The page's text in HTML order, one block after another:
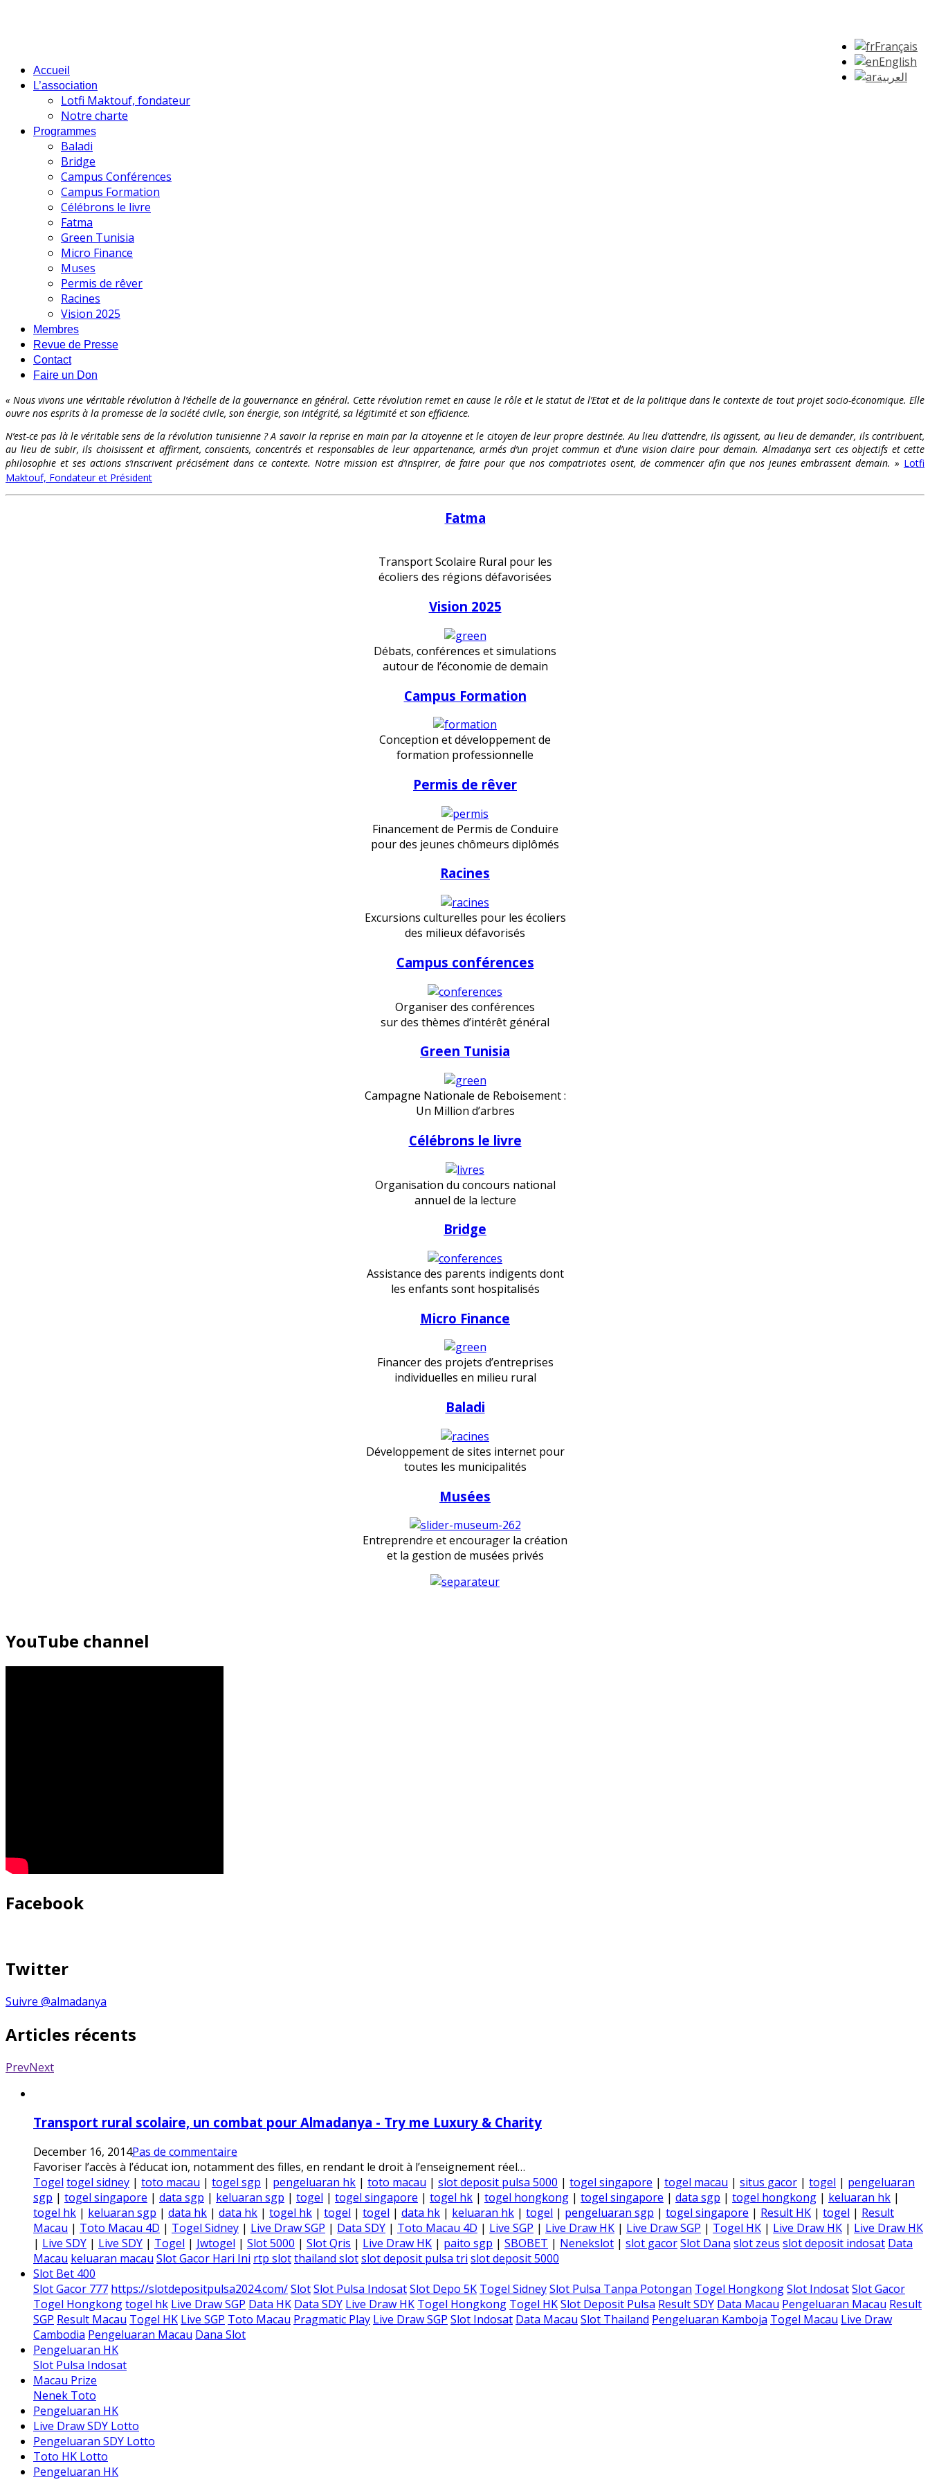
Français
English
العربية
Accueil
L’association
Lotfi Maktouf, fondateur
Notre charte
Programmes
Baladi
Bridge
Campus Conférences
Campus Formation
Célébrons le livre
Fatma
Green Tunisia
Micro Finance
Muses
Permis de rêver
Racines
Vision 2025
Membres
Revue de Presse
Contact
Faire un Don
« Nous vivons une véritable révolution à l’échelle de la gouvernance en général. Cette révolution remet en cause le rôle et le statut de l’Etat et de la politique dans le contexte de tout projet socio-économique. Elle
ouvre nos esprits à la promesse de la société civile, son énergie, son intégrité, sa légitimité et son efficience.
N’est-ce pas là le véritable sens de la révolution tunisienne ? A savoir la reprise en main par la citoyenne et le citoyen de leur propre destinée. Au lieu d’attendre, ils agissent, au lieu de demander, ils contribuent,
au lieu de subir, ils choisissent et affirment, conscients, concentrés et responsables de leur appartenance, armés d’un projet commun et d’une vision claire pour demain. Almadanya sert ces objectifs et cette
philosophie et ses actions s’inscrivent précisément dans ce contexte. Notre mission est d’inspirer, de faire pour que nos compatriotes osent, de commencer afin que nos jeunes embrassent demain. » Lotfi
Maktouf, Fondateur et Président
Fatma
Transport Scolaire Rural pour les
écoliers des régions défavorisées
Vision 2025
Débats, conférences et simulations
autour de l’économie de demain
Campus Formation
Conception et développement de
formation professionnelle
Permis de rêver
Financement de Permis de Conduire
pour des jeunes chômeurs diplômés
Racines
Excursions culturelles pour les écoliers
des milieux défavorisés
Campus conférences
Organiser des conférences
sur des thèmes d’intérêt général
Green Tunisia
Campagne Nationale de Reboisement :
Un Million d’arbres
Célébrons le livre
Organisation du concours national
annuel de la lecture
Bridge
Assistance des parents indigents dont
les enfants sont hospitalisés
Micro Finance
Financer des projets d’entreprises
individuelles en milieu rural
Baladi
Développement de sites internet pour
toutes les municipalités
Musées
Entreprendre et encourager la création
et la gestion de musées privés
YouTube channel
Facebook
Twitter
Suivre @almadanya
Articles récents
PrevNext
Transport rural scolaire, un combat pour Almadanya - Try me Luxury & Charity
December 16, 2014Pas de commentaire
Favoriser l’accès à l’éducat ion, notamment des filles, en rendant le droit à l’enseignement réel…
Togel togel sidney | toto macau | togel sgp | pengeluaran hk | toto macau | slot deposit pulsa 5000 | togel singapore | togel macau | situs gacor | togel | pengeluaran
sgp | togel singapore | data sgp | keluaran sgp | togel | togel singapore | togel hk | togel hongkong | togel singapore | data sgp | togel hongkong | keluaran hk |
togel hk | keluaran sgp | data hk | data hk | togel hk | togel | togel | data hk | keluaran hk | togel | pengeluaran sgp | togel singapore | Result HK | togel | Result
Macau | Toto Macau 4D | Togel Sidney | Live Draw SGP | Data SDY | Toto Macau 4D | Live SGP | Live Draw HK | Live Draw SGP | Togel HK | Live Draw HK | Live Draw HK
| Live SDY | Live SDY | Togel | Jwtogel | Slot 5000 | Slot Qris | Live Draw HK | paito sgp | SBOBET | Nenekslot | slot gacorSlot Dana slot zeus slot deposit indosat Data
Macau keluaran macau Slot Gacor Hari Ini rtp slotthailand slotslot deposit pulsa tri slot deposit 5000
Slot Bet 400
Slot Gacor 777 https://slotdepositpulsa2024.com/SlotSlot Pulsa IndosatSlot Depo 5K Togel SidneySlot Pulsa Tanpa Potongan Togel HongkongSlot IndosatSlot Gacor
Togel Hongkongtogel hk Live Draw SGP Data HK Data SDY Live Draw HK Togel Hongkong Togel HKSlot Deposit Pulsa Result SDY Data Macau Pengeluaran Macau Result
SGP Result Macau Togel HK Live SGP Toto Macau Pragmatic Play Live Draw SGP Slot Indosat Data Macau Slot Thailand Pengeluaran Kamboja Togel Macau Live Draw
Cambodia Pengeluaran Macau Dana Slot
Pengeluaran HK
Slot Pulsa Indosat
Macau Prize
Nenek Toto
Pengeluaran HK
Live Draw SDY Lotto
Pengeluaran SDY Lotto
Toto HK Lotto
Pengeluaran HK